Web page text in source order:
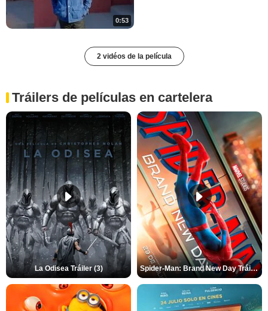
0:53
2 vidéos de la película
Tráilers de películas en cartelera
La Odisea Tráiler (3) Spider-Man: Brand New Day Tráiler (3)